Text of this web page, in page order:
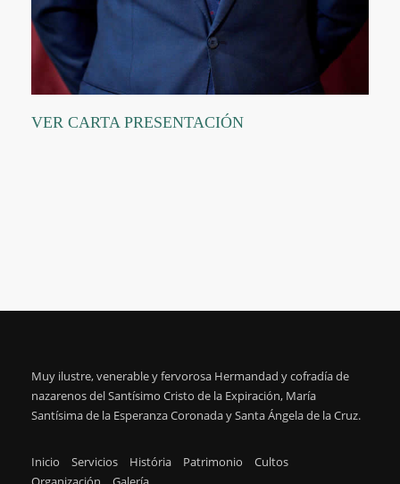
VER CARTA PRESENTACIÓN
Muy ilustre, venerable y fervorosa Hermandad y cofradía de
nazarenos del Santísimo Cristo de la Expiración, María
Santísima de la Esperanza Coronada y Santa Ángela de la Cruz.
Inicio Servicios História Patrimonio
Cultos